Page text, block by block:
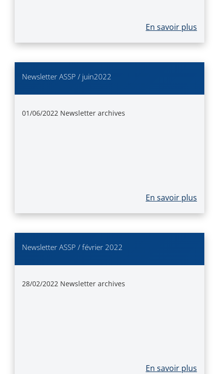
En savoir plus
Newsletter ASSP / juin2022
01/06/2022 Newsletter archives
En savoir plus
Newsletter ASSP / février 2022
28/02/2022 Newsletter archives
En savoir plus